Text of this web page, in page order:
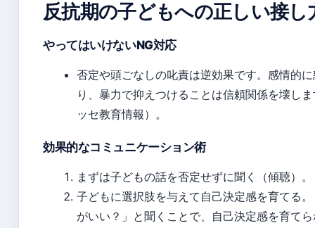
反抗期の子どもへの正しい接し
やってはいけないNG対応
否定や頭ごなしの叱責は逆効果です。感情的
り、暴力で抑えつけることは信頼関係を壊し
ッセ教育情報）。
効果的なコミュニケーション術
まずは子どもの話を否定せずに聞く（傾聴）。
子どもに選択肢を与えて自己決定感を育てる
がいい？」と聞くことで、自己決定感を育て